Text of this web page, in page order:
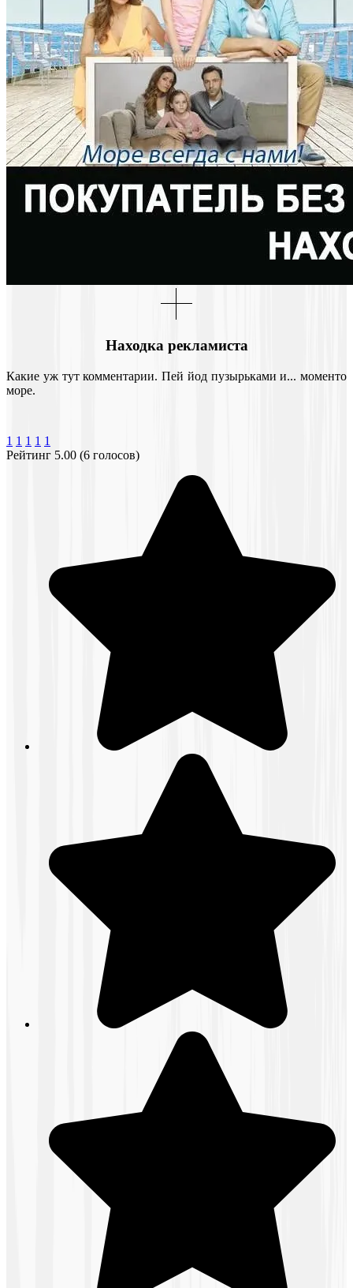
Находка рекламиста
Какие уж тут комментарии. Пей йод пузырьками и... моменто
море.
1 1 1 1 1
Рейтинг 5.00 (6 голосов)